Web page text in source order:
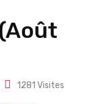
1281 Visites